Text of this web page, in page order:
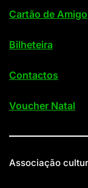
Cartão de Amigo
Bilheteira
Contactos
Voucher Natal
Associação